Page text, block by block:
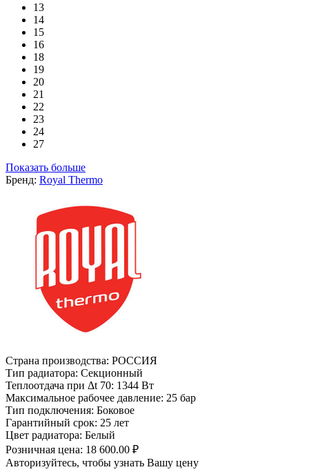
13
14
15
16
18
19
20
21
22
23
24
27
Показать больше
Бренд: Royal Thermo
Страна производства: РОССИЯ
Тип радиатора: Секционный
Теплоотдача при Δt 70: 1344 Вт
Максимальное рабочее давление: 25 бар
Тип подключения: Боковое
Гарантийный срок: 25 лет
Цвет радиатора: Белый
Розничная цена: 18 600.00 ₽
Авторизуйтесь, чтобы узнать Вашу цену